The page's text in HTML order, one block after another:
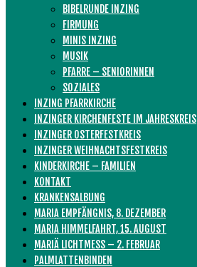
BIBELRUNDE INZING
FIRMUNG
MINIS INZING
MUSIK
PFARRE – SENIORINNEN
SOZIALES
INZING PFARRKIRCHE
INZINGER KIRCHENFESTE IM JAHRESKREIS
INZINGER OSTERFESTKREIS
INZINGER WEIHNACHTSFESTKREIS
KINDERKIRCHE – FAMILIEN
KONTAKT
KRANKENSALBUNG
MARIA EMPFÄNGNIS, 8. DEZEMBER
MARIA HIMMELFAHRT, 15. AUGUST
MARIÄ LICHTMESS – 2. FEBRUAR
PALMLATTENBINDEN